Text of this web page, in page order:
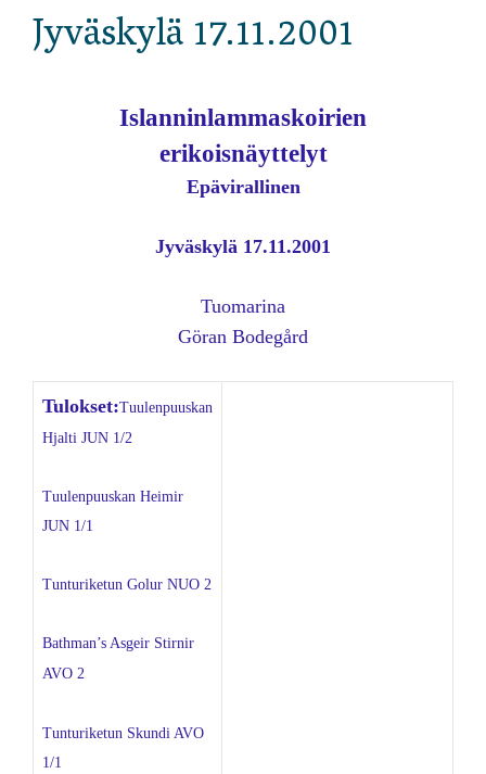
Jyväskylä 17.11.2001
Islanninlammaskoirien
erikoisnäyttelyt
Epävirallinen
Jyväskylä 17.11.2001
Tuomarina
Göran Bodegård
Tulokset:Tuulenpuuskan
Hjalti JUN 1/2
Tuulenpuuskan Heimir
JUN 1/1
Tunturiketun Golur NUO 2
Bathman’s Asgeir Stirnir
AVO 2
Tunturiketun Skundi AVO
1/1